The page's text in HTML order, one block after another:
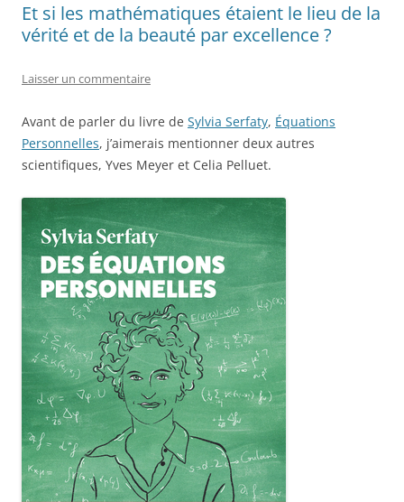
Et si les mathématiques étaient le lieu de la
vérité et de la beauté par excellence ?
Laisser un commentaire
Avant de parler du livre de Sylvia Serfaty, Équations
Personnelles, j’aimerais mentionner deux autres
scientifiques, Yves Meyer et Celia Pelluet.